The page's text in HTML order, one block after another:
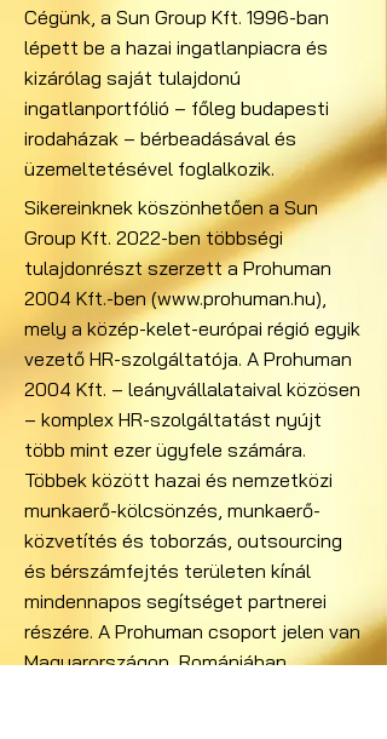
Cégünk, a Sun Group Kft. 1996-ban
lépett be a hazai ingatlanpiacra és
kizárólag saját tulajdonú
ingatlanportfólió – főleg budapesti
irodaházak – bérbeadásával és
üzemeltetésével foglalkozik.
Sikereinknek köszönhetően a Sun
Group Kft. 2022-ben többségi
tulajdonrészt szerzett a Prohuman
2004 Kft.-ben (www.prohuman.hu),
mely a közép-kelet-európai régió egyik
vezető HR-szolgáltatója. A Prohuman
2004 Kft. – leányvállalataival közösen
– komplex HR-szolgáltatást nyújt
több mint ezer ügyfele számára.
Többek között hazai és nemzetközi
munkaerő-kölcsönzés, munkaerő-
közvetítés és toborzás, outsourcing
és bérszámfejtés területen kínál
mindennapos segítséget partnerei
részére. A Prohuman csoport jelen van
Magyarországon, Romániában,